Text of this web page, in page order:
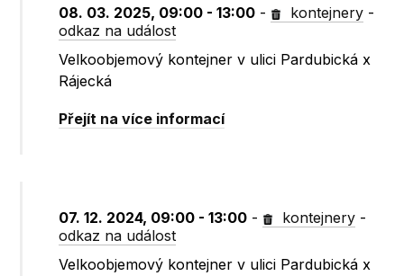
08. 03. 2025, 09:00 - 13:00 - kontejnery -
odkaz na událost
Velkoobjemový kontejner v ulici Pardubická x
Rájecká
Přejít na více informací
07. 12. 2024, 09:00 - 13:00 - kontejnery -
odkaz na událost
Velkoobjemový kontejner v ulici Pardubická x